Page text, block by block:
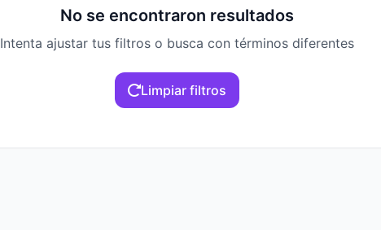
No se encontraron resultados
Intenta ajustar tus filtros o busca con términos diferentes
Limpiar filtros